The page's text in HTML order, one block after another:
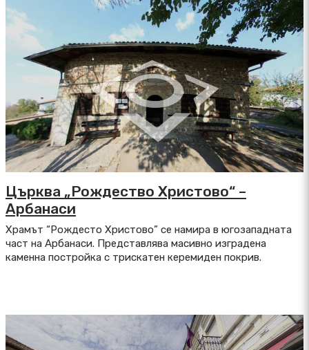
Църква „Рождество Христово“ –
Арбанаси
Храмът “Рождесто Христово” се намира в югозападната
част на Арбанаси. Представлява масивно изградена
каменна постройка с трискатен керемиден покрив.